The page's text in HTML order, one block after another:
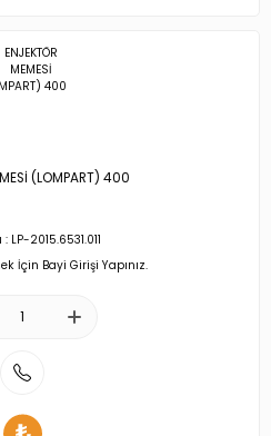
(LOMPART) 400
LP-2015.6531.011
İçin Bayi Girişi Yapınız.